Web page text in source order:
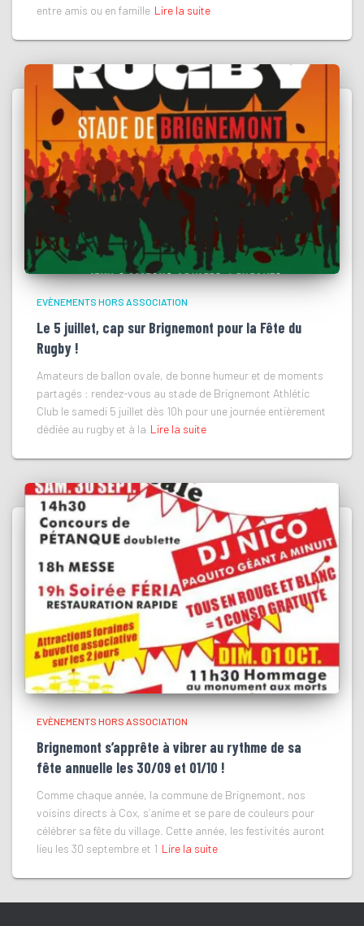
entre amis ou en famille Lire la suite
EVÈNEMENTS HORS ASSOCIATION
Le 5 juillet, cap sur Brignemont pour la Fête du
Rugby !
Amateurs de ballon ovale, de bonne humeur et de moments
partagés : rendez-vous au stade de Brignemont Athlétic
Club le samedi 5 juillet dès 10h pour une journée entièrement
dédiée au rugby et à la Lire la suite
EVÈNEMENTS HORS ASSOCIATION
Brignemont s’apprête à vibrer au rythme de sa
fête annuelle les 30/09 et 01/10 !
Comme chaque année, la commune de Brignemont, nos
voisins directs à Cox, s’anime et se pare de couleurs pour
célébrer sa fête du village. Cette année, les festivités auront
lieu les 30 septembre et 1 Lire la suite